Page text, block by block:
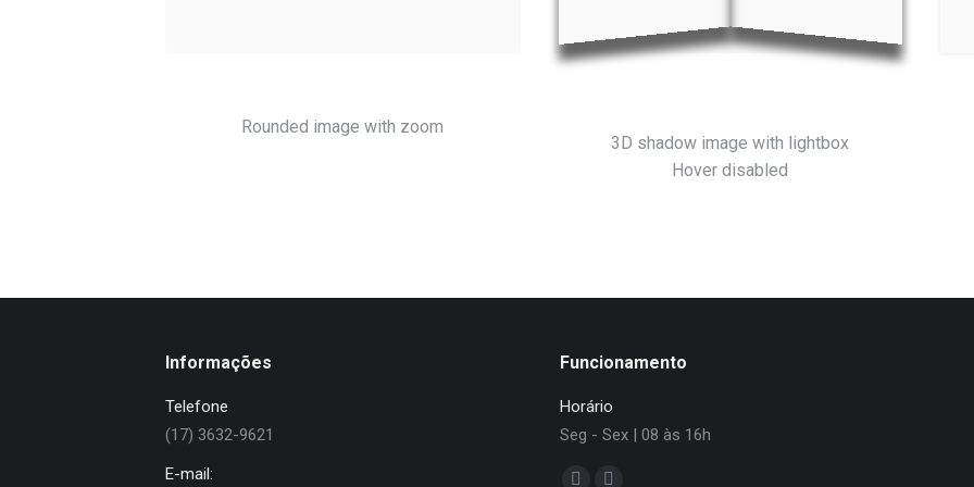
Rounded image with zoom
3D shadow image with lightbox
Hover disabled
Informações
Telefone
(17) 3632-9621
E-mail:
Funcionamento
Horário
Seg - Sex | 08 às 16h
Encontre-nos em: